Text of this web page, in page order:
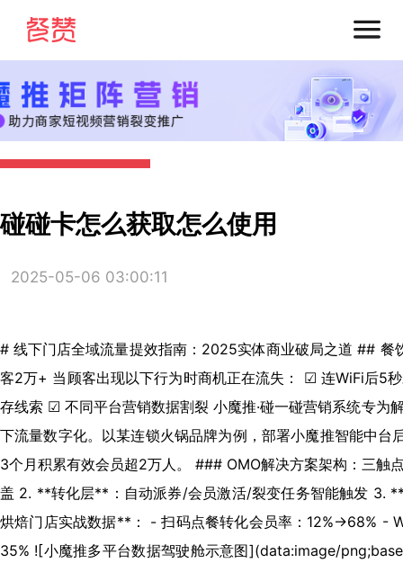
碰碰卡怎么获取怎么使用
2025-05-06 03:00:11
# 线下门店全域流量提效指南：2025实体商业破局之道 ## 餐
客2万+ 当顾客出现以下行为时商机正在流失： ☑ 连WiFi后5
存线索 ☑ 不同平台营销数据割裂 小魔推·碰一碰营销系统专为
下流量数字化。以某连锁火锅品牌为例，部署小魔推智能中
3个月积累有效会员超2万人。 ### OMO解决方案架构：三
盖 2. **转化层**：自动派券/会员激活/裂变任务智能触发 3.
烘焙门店实战数据**： - 扫码点餐转化会员率：12%→68% -
35% ![小魔推多平台数据驾驶舱示意图](data:image/